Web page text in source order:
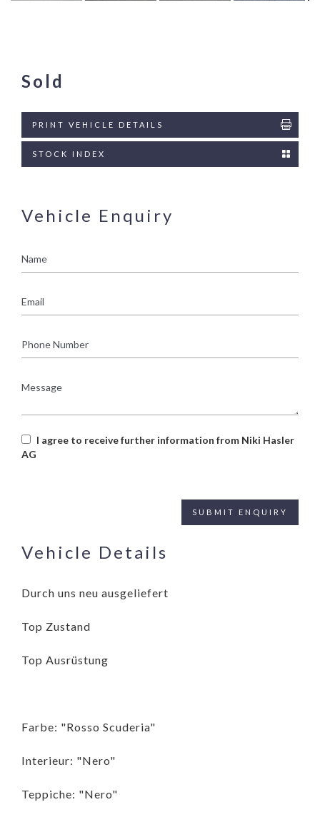
Sold
PRINT VEHICLE DETAILS
STOCK INDEX
Vehicle Enquiry
Number
I agree to receive further information from Niki Hasler
AG
Vehicle Details
Durch uns neu ausgeliefert
Top Zustand
Top Ausrüstung
Farbe: "Rosso Scuderia"
Interieur: "Nero"
Teppiche: "Nero"